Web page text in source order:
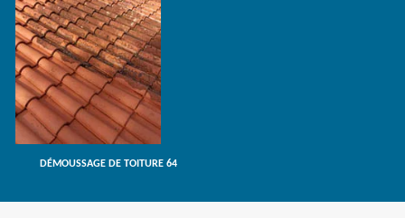
DÉMOUSSAGE DE TOITURE 64